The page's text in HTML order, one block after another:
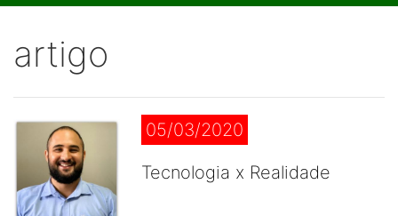
artigo
05/03/2020
Tecnologia x Realidade